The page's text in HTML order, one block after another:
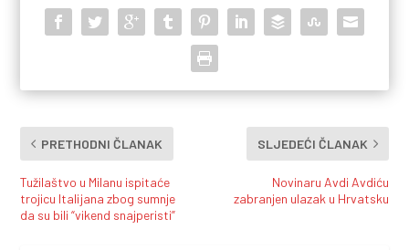
PRETHODNI ČLANAK
Tužilaštvo u Milanu ispitaće
trojicu Italijana zbog sumnje
da su bili “vikend snajperisti”
SLJEDEĆI ČLANAK
Novinaru Avdi Avdiću
zabranjen ulazak u Hrvatsku